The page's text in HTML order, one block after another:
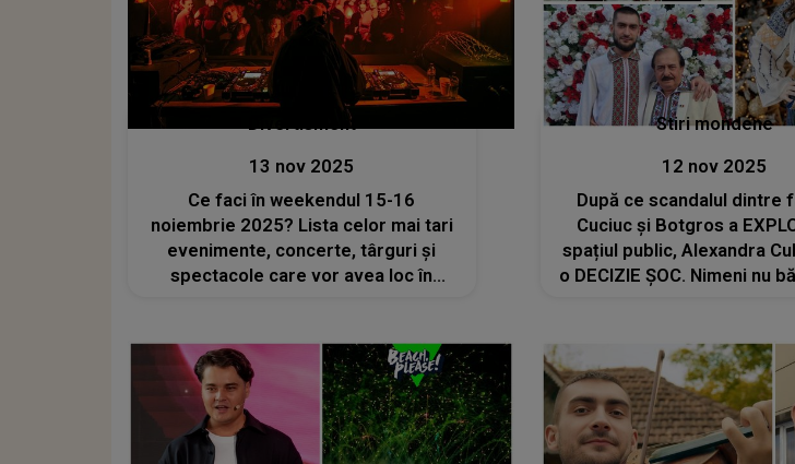
Divertisment
13 nov 2025
Ce faci în weekendul 15-16
noiembrie 2025? Lista celor mai tari
evenimente, concerte, târguri și
spectacole care vor avea loc în
Stiri mondene
12 nov 2025
După ce scandalul dintre
Cuciuc și Botgros a
spațiul public, Alexandra
o DECIZIE ȘOC. Nimeni nu